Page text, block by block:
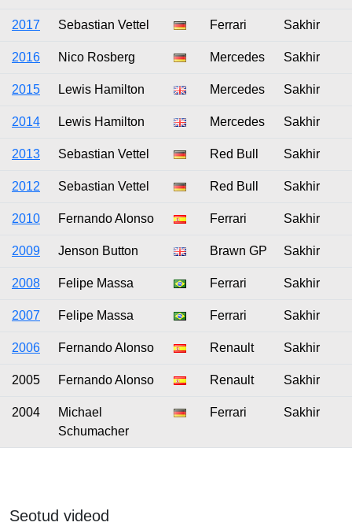
2017 Sebastian Vettel Ferrari Sakhir
2016 Nico Rosberg Mercedes Sakhir
2015 Lewis Hamilton Mercedes Sakhir
2014 Lewis Hamilton Mercedes Sakhir
2013 Sebastian Vettel Red Bull Sakhir
2012 Sebastian Vettel Red Bull Sakhir
2010 Fernando Alonso Ferrari Sakhir
2009 Jenson Button Brawn GP Sakhir
2008 Felipe Massa Ferrari Sakhir
2007 Felipe Massa Ferrari Sakhir
2006 Fernando Alonso Renault Sakhir
2005 Fernando Alonso Renault Sakhir
2004
Michael
Schumacher
Ferrari Sakhir
Seotud videod